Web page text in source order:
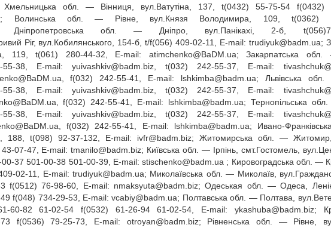
обл. — Вінниця, вул.Ватутіна, 137, t(0432) 55‑75‑54 f(0432)
; Волинська обл. — Рівне, вул.Князя Володимира, 109, t(0362)
обл. — Дніпро, вул.Панікахі, 2‑б,
Ріг, вул.Кобилянського, 154‑б, t/f(056) 409‑02‑11, E‑mail: trudiyuk@badm.ua;
119, t(061) 280‑44‑32, E‑mail: atimchenko@BaDM.ua; Закарпатська обл.
E‑mail: yuivashkiv@badm.biz, t(032) 242‑55‑37, E‑mail:
, f(032) 242‑55‑41, E‑mail: lshkimba@badm.ua; Львівська обл.
E‑mail: yuivashkiv@badm.biz, t(032) 242‑55‑37, E‑mail:
, f(032) 242‑55‑41, E‑mail: lshkimba@badm.ua; Тернопільська
E‑mail: yuivashkiv@badm.biz, t(032) 242‑55‑37, E‑mail:
, f(032) 242‑55‑41, E‑mail: lshkimba@badm.ua;
188, t(098) 92‑37‑132, E‑mail: ivfr@badm.biz; Житомирська обл. —
E‑mail:tmanilo@badm.biz; Київська обл. — Ірпінь, смт.Гостомель,
501‑00‑38 501‑00‑39, E‑mail: stischenko@badm.ua ; Кировоградська обл. —
E‑mail:trudiyuk@badm.ua; Миколаївська обл. — Миколаїв,
f(0512) 76‑98‑60, E‑mail: nmaksyuta@badm.biz; Одеськая обл. — Одеса,
f(048) 734‑29‑53, E‑mail:vcabiy@badm.ua; Полтавська обл. — Полтава,
61‑02‑54 f(0532) 61‑26‑94 61‑02‑54, E‑mail: ykashuba@badm.biz;
f(0536) 79‑25‑73, E‑mail: otroyan@badm.biz; Рівненська обл. — Рівне,